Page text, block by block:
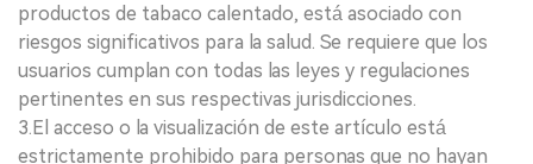
productos de tabaco calentado, está asociado con
riesgos significativos para la salud. Se requiere que los
usuarios cumplan con todas las leyes y regulaciones
pertinentes en sus respectivas jurisdicciones.
3.El acceso o la visualización de este artículo está
estrictamente prohibido para personas que no hayan